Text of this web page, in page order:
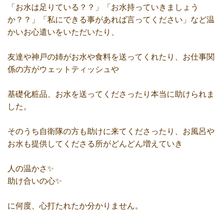
「お水は足りている？？」「お水持っていきましょう
か？？」「私にできる事があれば言ってください」など温
かいお心遣いをいただいたり、
友達や神戸の姉がお水や食料を送ってくれたり、お仕事関
係の方がウェットティッシュや
基礎化粧品、お水を送ってくださったり本当に助けられま
した。
そのうち自衛隊の方も助けに来てくださったり、お風呂や
お水も提供してくださる所がどんどん増えていき
人の温かさ✨
助け合いの心✨
に何度、心打たれたか分かりません。